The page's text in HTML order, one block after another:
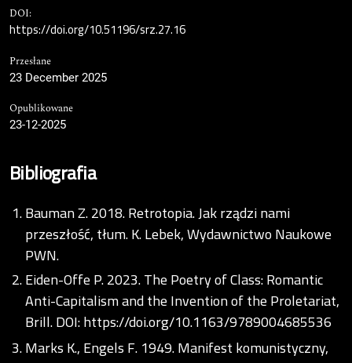
DOI:
https://doi.org/10.51196/srz.27.16
Przesłane
23 December 2025
Opublikowane
23-12-2025
Bibliografia
Bauman Z. 2018. Retrotopia. Jak rządzi nami
przeszłość, tłum. K. Lebek, Wydawnictwo Naukowe
PWN.
Eiden-Offe P. 2023. The Poetry of Class: Romantic
Anti-Capitalism and the Invention of the Proletariat,
Brill. DOI:https://doi.org/10.1163/9789004685536
Marks K., Engels F. 1949. Manifest komunistyczny,